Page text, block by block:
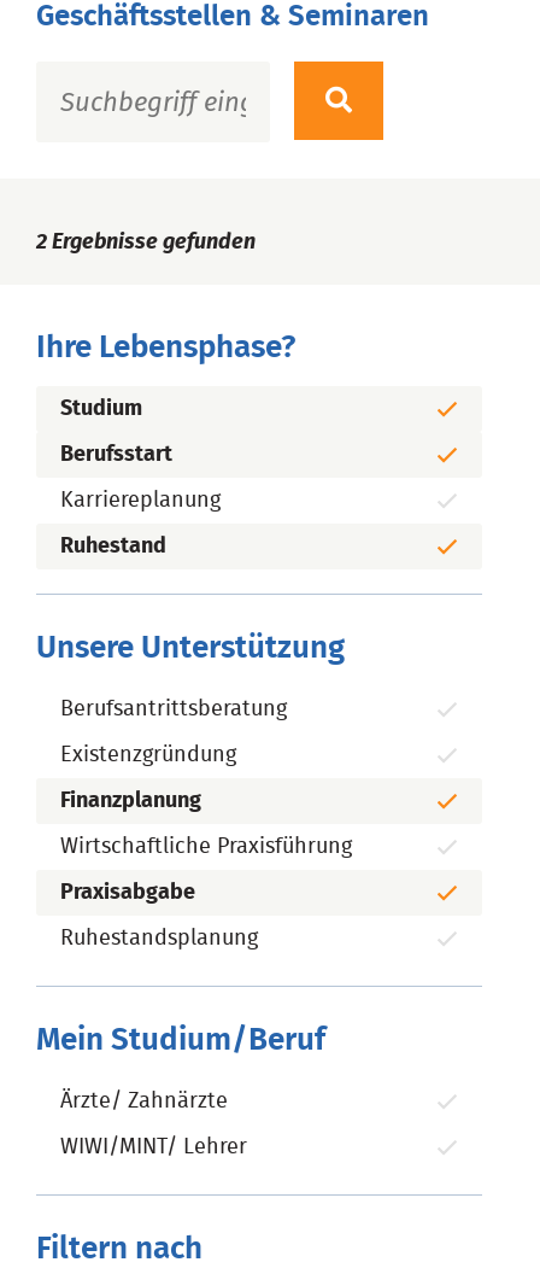
Geschäftsstellen & Seminaren
2 Ergebnisse gefunden
Ihre Lebensphase?
Studium
Berufsstart
Karriereplanung
Ruhestand
Unsere Unterstützung
Berufsantrittsberatung
Existenzgründung
Finanzplanung
Wirtschaftliche Praxisführung
Praxisabgabe
Ruhestandsplanung
Mein Studium/Beruf
Ärzte/ Zahnärzte
WIWI/MINT/ Lehrer
Filtern nach